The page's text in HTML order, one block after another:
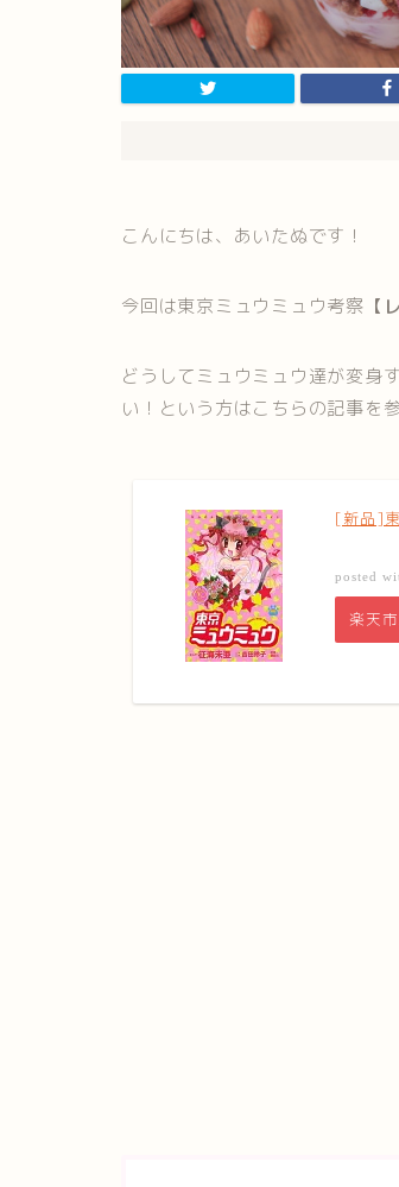
こんにちは、あいたぬです！
今回は東京ミュウミュウ考察 【
どうしてミュウミュウ達が変身
い！という方はこちらの記事を
[新品]
posted
楽天